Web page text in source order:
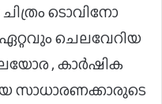
ടൊവിനോ
ചെലവേറിയ
, കാർഷിക
സാധാരണക്കാരുടെ